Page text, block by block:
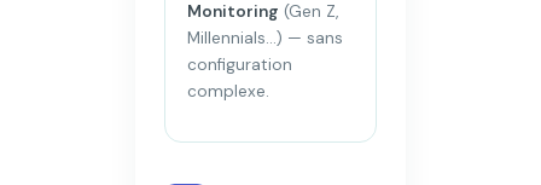
Monitoring (Gen Z,
Millennials…) — sans
configuration
complexe.